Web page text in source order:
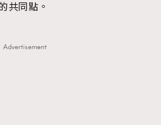
共同點。
Advertisement